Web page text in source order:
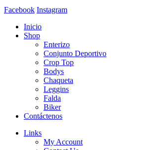
Facebook Instagram
Inicio
Shop
Enterizo
Conjunto Deportivo
Crop Top
Bodys
Chaqueta
Leggins
Falda
Biker
Contáctenos
Links
My Account